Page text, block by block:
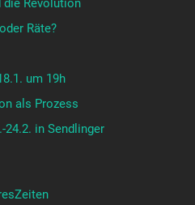
die Revolution
Räte?
um 19h
als Prozess
in Sendlinger